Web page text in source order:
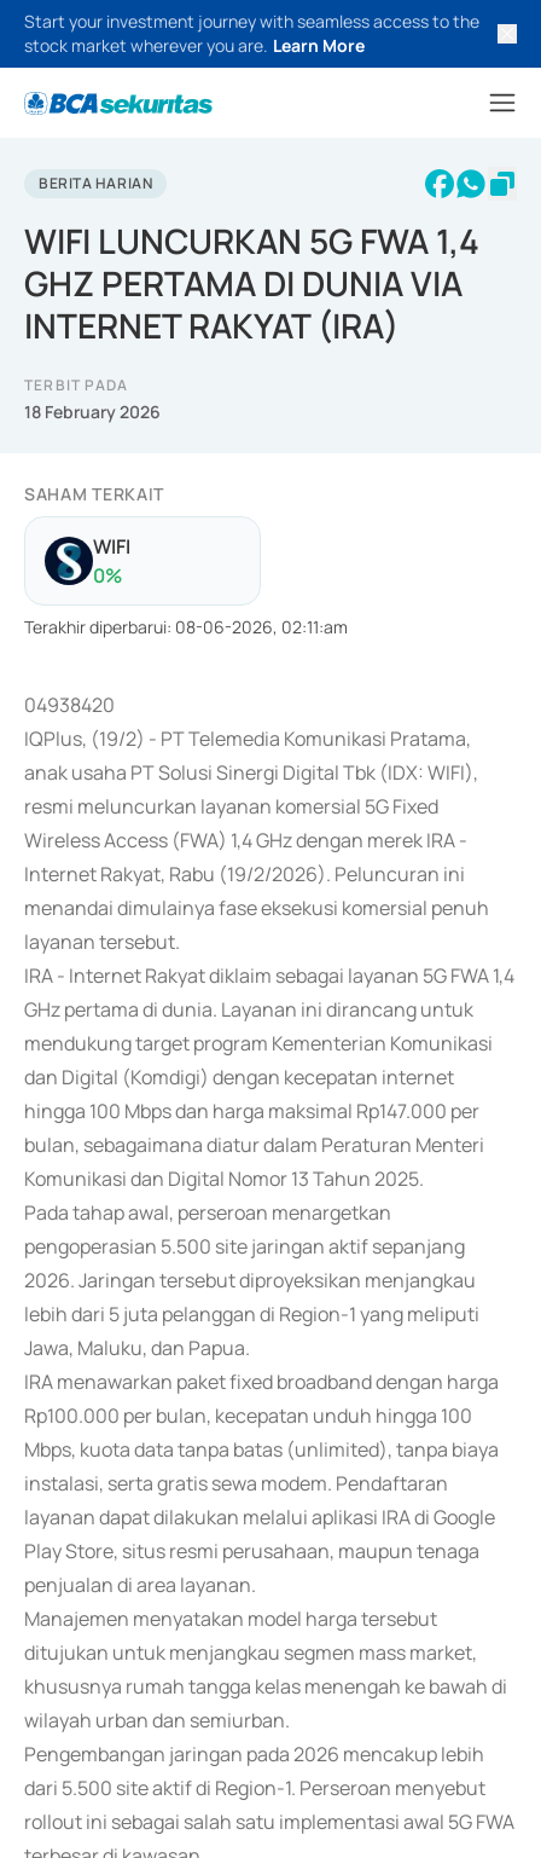
Start your investment journey with seamless access to the
stock market wherever you are. Learn More
BERITA HARIAN
WIFI LUNCURKAN 5G FWA 1,4
GHZ PERTAMA DI DUNIA VIA
INTERNET RAKYAT (IRA)
TERBIT PADA
18 February 2026
SAHAM TERKAIT
WIFI
0%
Terakhir diperbarui: 08-06-2026, 02:11:am
04938420
IQPlus, (19/2) - PT Telemedia Komunikasi Pratama,
anak usaha PT Solusi Sinergi Digital Tbk (IDX: WIFI),
resmi meluncurkan layanan komersial 5G Fixed
Wireless Access (FWA) 1,4 GHz dengan merek IRA -
Internet Rakyat, Rabu (19/2/2026). Peluncuran ini
menandai dimulainya fase eksekusi komersial penuh
layanan tersebut.
IRA - Internet Rakyat diklaim sebagai layanan 5G FWA 1,4
GHz pertama di dunia. Layanan ini dirancang untuk
mendukung target program Kementerian Komunikasi
dan Digital (Komdigi) dengan kecepatan internet
hingga 100 Mbps dan harga maksimal Rp147.000 per
bulan, sebagaimana diatur dalam Peraturan Menteri
Komunikasi dan Digital Nomor 13 Tahun 2025.
Pada tahap awal, perseroan menargetkan
pengoperasian 5.500 site jaringan aktif sepanjang
2026. Jaringan tersebut diproyeksikan menjangkau
lebih dari 5 juta pelanggan di Region-1 yang meliputi
Jawa, Maluku, dan Papua.
IRA menawarkan paket fixed broadband dengan harga
Rp100.000 per bulan, kecepatan unduh hingga 100
Mbps, kuota data tanpa batas (unlimited), tanpa biaya
instalasi, serta gratis sewa modem. Pendaftaran
layanan dapat dilakukan melalui aplikasi IRA di Google
Play Store, situs resmi perusahaan, maupun tenaga
penjualan di area layanan.
Manajemen menyatakan model harga tersebut
ditujukan untuk menjangkau segmen mass market,
khususnya rumah tangga kelas menengah ke bawah di
wilayah urban dan semiurban.
Pengembangan jaringan pada 2026 mencakup lebih
dari 5.500 site aktif di Region-1. Perseroan menyebut
rollout ini sebagai salah satu implementasi awal 5G FWA